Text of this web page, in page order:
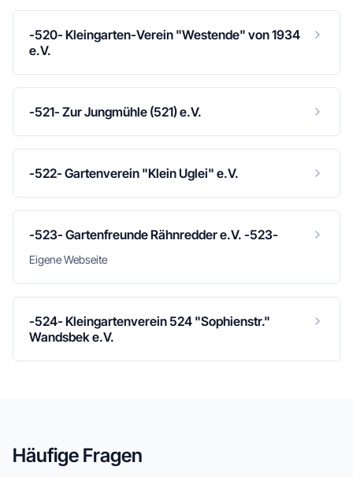
-520- Kleingarten-Verein "Westende" von 1934
e.V.
-521- Zur Jungmühle (521) e.V.
-522- Gartenverein "Klein Uglei" e.V.
-523- Gartenfreunde Rähnredder e.V. -523-
Eigene Webseite
-524- Kleingartenverein 524 "Sophienstr."
Wandsbek e.V.
Häufige Fragen